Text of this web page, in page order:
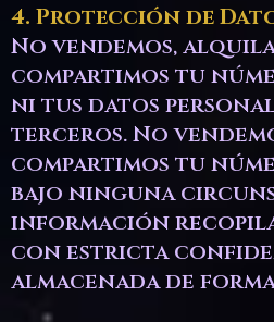
4. Protección de
No vendemos,
compartimos tu
ni tus datos
terceros. No
compartimos tu
bajo ninguna
información
con estricta
almacenada de